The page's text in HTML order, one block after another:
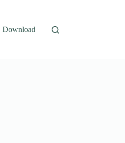
Download